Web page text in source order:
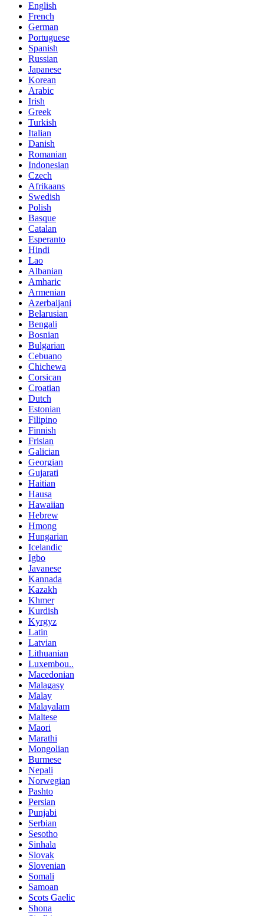
English
French
German
Portuguese
Spanish
Russian
Japanese
Korean
Arabic
Irish
Greek
Turkish
Italian
Danish
Romanian
Indonesian
Czech
Afrikaans
Swedish
Polish
Basque
Catalan
Esperanto
Hindi
Lao
Albanian
Amharic
Armenian
Azerbaijani
Belarusian
Bengali
Bosnian
Bulgarian
Cebuano
Chichewa
Corsican
Croatian
Dutch
Estonian
Filipino
Finnish
Frisian
Galician
Georgian
Gujarati
Haitian
Hausa
Hawaiian
Hebrew
Hmong
Hungarian
Icelandic
Igbo
Javanese
Kannada
Kazakh
Khmer
Kurdish
Kyrgyz
Latin
Latvian
Lithuanian
Luxembou..
Macedonian
Malagasy
Malay
Malayalam
Maltese
Maori
Marathi
Mongolian
Burmese
Nepali
Norwegian
Pashto
Persian
Punjabi
Serbian
Sesotho
Sinhala
Slovak
Slovenian
Somali
Samoan
Scots Gaelic
Shona